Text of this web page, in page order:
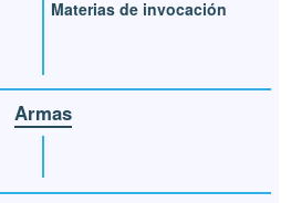
Materias de invocación
Armas